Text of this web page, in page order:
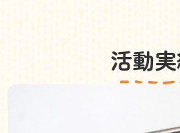
活動